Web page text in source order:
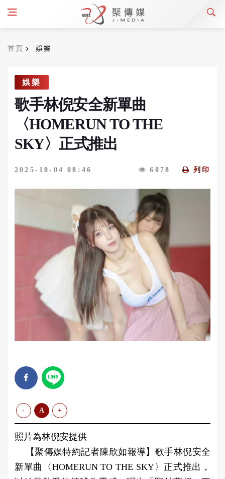
首頁 娛樂
娛樂
歌手林倪安全新單曲
〈HOMERUN TO THE
SKY〉正式推出
2025-10-04 08:46 6078 列印
- A +
照片為林倪安提供
【聚傳媒特約記者陳欣如報導】歌手林倪安全
新單曲〈HOMERUN TO THE SKY〉正式推出，